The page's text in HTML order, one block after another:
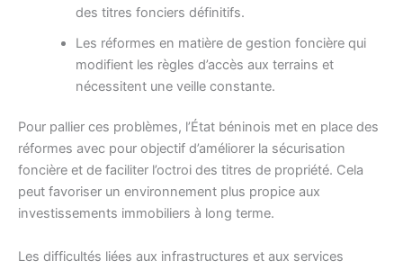
des titres fonciers définitifs.
Les réformes en matière de gestion foncière qui
modifient les règles d’accès aux terrains et
nécessitent une veille constante.
Pour pallier ces problèmes, l’État béninois met en place des
réformes avec pour objectif d’améliorer la sécurisation
foncière et de faciliter l’octroi des titres de propriété. Cela
peut favoriser un environnement plus propice aux
investissements immobiliers à long terme.
Les difficultés liées aux infrastructures et aux services